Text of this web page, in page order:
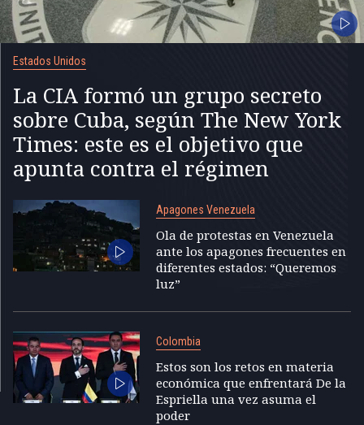
Estados Unidos
La CIA formó un grupo secreto
sobre Cuba, según The New York
Times: este es el objetivo que
apunta contra el régimen
Apagones Venezuela
Ola de protestas en Venezuela
ante los apagones frecuentes en
diferentes estados: “Queremos
luz”
Colombia
Estos son los retos en materia
económica que enfrentará De la
Espriella una vez asuma el
poder